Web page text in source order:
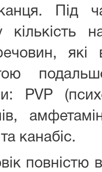
Під
кількість
які
PVP
канабіс.
повністю